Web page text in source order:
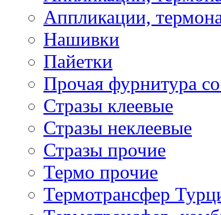
Аппликации,
Нашивки
Пайетки
Прочая фурнитура
Стразы клеевые
Стразы неклеевые
Стразы прочие
Термо прочие
Термотрансфер